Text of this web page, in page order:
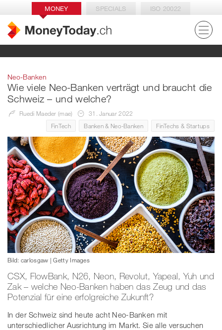
MONEY SPECIALS ISO 20022
Neo-Banken
Wie viele Neo-Banken verträgt und braucht die
Schweiz – und welche?
Ruedi Maeder (mae)
31. Januar 2022
FinTech
Banken & Neo-Banken FinTechs & Startups
Bild: carlosgaw | Getty Images
CSX, FlowBank, N26, Neon, Revolut, Yapeal, Yuh und
Zak – welche Neo-Banken haben das Zeug und das
Potenzial für eine erfolgreiche Zukunft?
In der Schweiz sind heute acht Neo-Banken mit
unterschiedlicher Ausrichtung im Markt. Sie alle versuchen